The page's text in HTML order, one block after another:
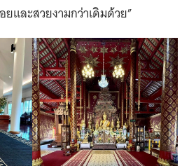
ละสวยงามกว่าเดิมด้วย”